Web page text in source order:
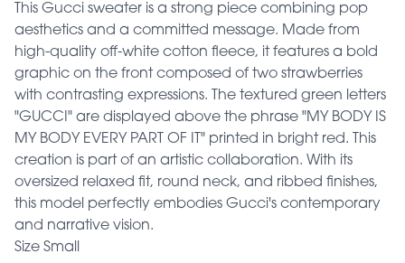
This Gucci sweater is a strong piece combining pop
aesthetics and a committed message. Made from
high-quality off-white cotton fleece, it features a bold
graphic on the front composed of two strawberries
with contrasting expressions. The textured green letters
"GUCCI" are displayed above the phrase "MY BODY IS
MY BODY EVERY PART OF IT" printed in bright red. This
creation is part of an artistic collaboration. With its
oversized relaxed fit, round neck, and ribbed finishes,
this model perfectly embodies Gucci's contemporary
and narrative vision.
Size Small